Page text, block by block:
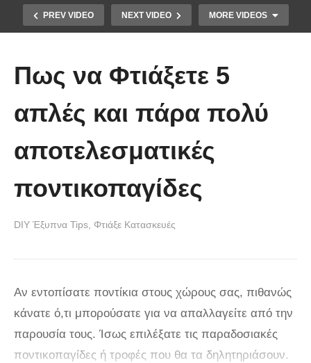
PREV VIDEO NEXT VIDEO MORE VIDEOS
Εδώ θα δείτε πως να
φωτογραφιών
Πως να Φτιάξετε 5
απλές και πάρα πολύ
αποτελεσματικές
ποντικοπαγίδες
DIY Έξυπνα Tips Φτιάξε Κατασκευές
Αν εντοπίσατε ποντίκια στους χώρους σας, πιθανώς
κάνατε ό,τι μπορούσατε για να απαλλαγείτε από την
παρουσία τους. Ίσως επιλέξατε τις παραδοσιακές
ποντικοπαγίδες ή τροφές που θα τα δηλητηριάσουν.